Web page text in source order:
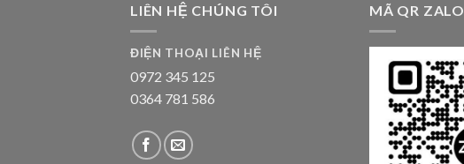
LIÊN HỆ CHÚNG TÔI
ĐIỆN THOẠI LIÊN HỆ
0972 345 125
0364 781 586
MÃ QR ZALO